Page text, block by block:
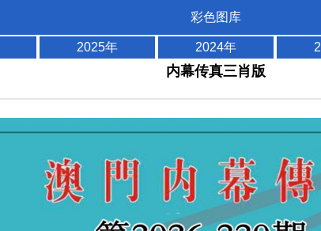
彩色图库
2025年 2024年
内幕传真三肖版